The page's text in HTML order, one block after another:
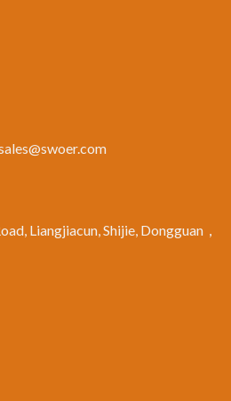
Liangjiacun, Shijie, Dongguan，